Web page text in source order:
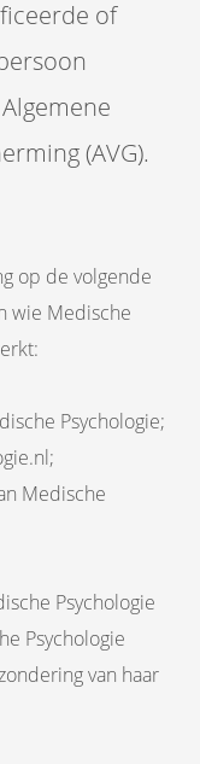
of
(AVG).
op de volgende
wie Medische
Psychologie;
Medische
Psychologie
Psychologie
van haar